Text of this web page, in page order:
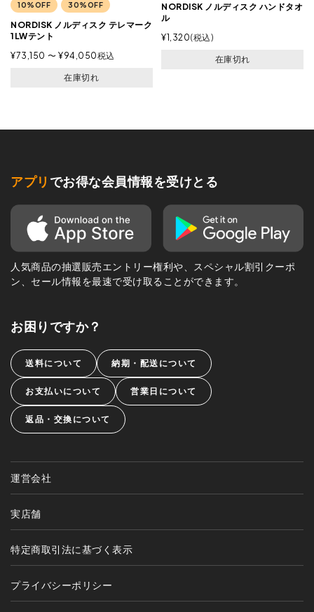
10%OFF 30%OFF
NORDISK ノルディスク テレマーク
1LWテント
¥73,150 〜 ¥94,050税込
在庫切れ
NORDISK ノルディスク ハンドタオ
ル
¥1,320 税込
在庫切れ
アプリ でお得な会員情報を受けとる
人気商品の抽選販売エントリー権利や、スペシャル割引クーポ
ン、セール情報を最速で受け取ることができます。
お困りですか？
送料について 納期・配送について
お支払いについて 営業日について
返品・交換について
運営会社
実店舗
特定商取引法に基づく表示
プライバシーポリシー